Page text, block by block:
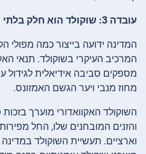
עובדה 3: שוקולד הוא חלק בלתי נפרד מאקוואדור
המדינה ידועה בייצור כמה מפולי
המרכיב העיקרי בשוקולד. תנאי
מספקים סביבה אידיאלית לגידול
מחוז מנבי ויער הגשם האמזונס.
השוקולד האקוואדורי מוערך
והזנים המובחנים שלו, החל
וארציים. תעשיית השוקולד